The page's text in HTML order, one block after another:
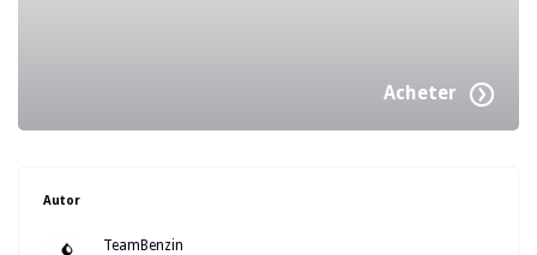
Acheter
Autor
TeamBenzin